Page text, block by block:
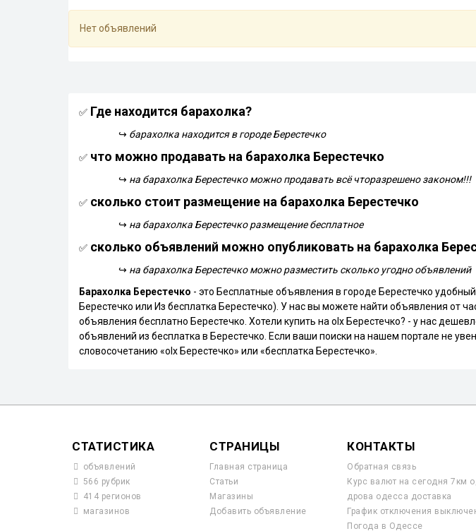
Нет объявлений
✅ Где находится барахолка?
↪ барахолка находится в городе Берестечко
✅ что можно продавать на барахолка Берестечко
↪ на барахолка Берестечко можно продавать всё чторазрешено законом!!!
✅ сколько стоит размещение на барахолка Берестечко
↪ на барахолка Берестечко размещение бесплатное
✅ сколько объявлений можно опубликовать на барахолка
↪ на барахолка Берестечко можно разместить сколько угодно объявлений
Барахолка Берестечко - это Бесплатные объявления в городе Берестечко
Берестечко или Из бесплатка Берестечко). У нас вы можете найти объявления от
объявления бесплатно Берестечко. Хотели купить на olx Берестечко? - у нас
объявлений из бесплатка в Берестечко. Если ваши поиски на нашем портале не
словосочетанию «olx Берестечко» или «бесплатка Берестечко».
СТАТИСТИКА
объявлений
566 рубрик
414 регионов
магазинов
СТРАНИЦЫ
Главная страница
Статьи
Магазины
Добавить объявление
КОНТАКТЫ
Обратная связь
Курс валют на сегодня 7км
дрова одесса доставка
График отключения
Погода в Одессе